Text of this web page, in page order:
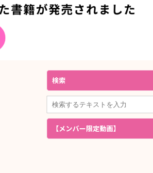
検索
【メンバー限定動画】